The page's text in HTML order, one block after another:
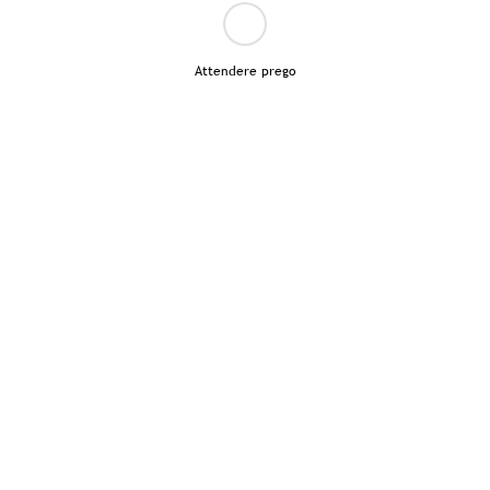
Attendere prego